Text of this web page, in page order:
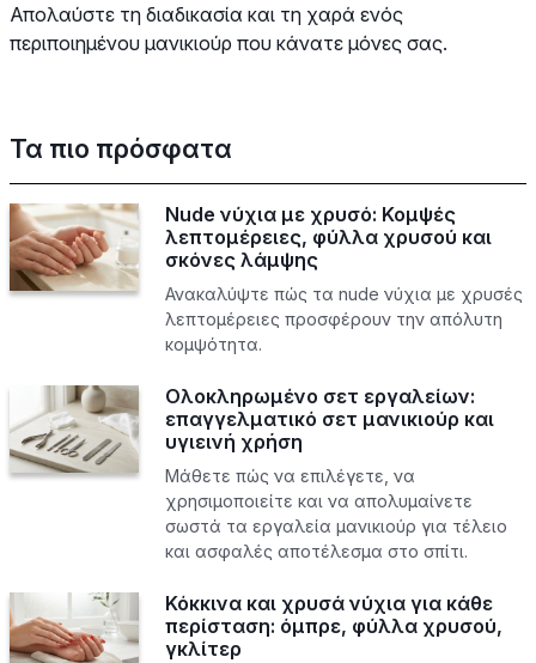
Απολαύστε τη διαδικασία και τη χαρά ενός
περιποιημένου μανικιούρ που κάνατε μόνες σας.
Τα πιο πρόσφατα
Nude νύχια με χρυσό: Κομψές
λεπτομέρειες, φύλλα χρυσού και
σκόνες λάμψης
Ανακαλύψτε πώς τα nude νύχια με χρυσές
λεπτομέρειες προσφέρουν την απόλυτη
κομψότητα.
Ολοκληρωμένο σετ εργαλείων:
επαγγελματικό σετ μανικιούρ και
υγιεινή χρήση
Μάθετε πώς να επιλέγετε, να
χρησιμοποιείτε και να απολυμαίνετε
σωστά τα εργαλεία μανικιούρ για τέλειο
και ασφαλές αποτέλεσμα στο σπίτι.
Κόκκινα και χρυσά νύχια για κάθε
περίσταση: όμπρε, φύλλα χρυσού,
γκλίτερ